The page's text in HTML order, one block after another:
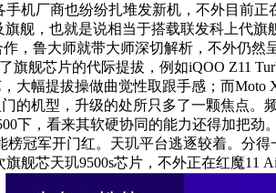
机厂商也纷纷扎堆发新机，不外目前
舰，也就是说相当于搭载联发科上
作，鲁大师就带大师深切解析，不外仍
舰芯片的代际提拔，例如iQOO Z11
幅提拔操做曲觉性取跟手感；而Moto
的机型，升级的处所只多了一颗焦点。
下，看来其软硬协同的能力还得加把
冠军开门红。天玑平台逃逐较着。分
舰芯天玑9500s芯片，不外正在红魔11